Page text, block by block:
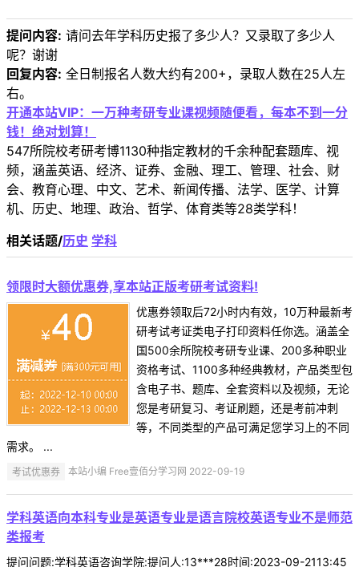
提问内容: 请问去年学科历史报了多少人？又录取了多少人
呢？谢谢
回复内容: 全日制报名人数大约有200+，录取人数在25人左
右。
开通本站VIP：一万种考研专业课视频随便看，每本不到一分
钱！绝对划算！
547所院校考研考博1130种指定教材的千余种配套题库、视
频，涵盖英语、经济、证券、金融、理工、管理、社会、财
会、教育心理、中文、艺术、新闻传播、法学、医学、计算
机、历史、地理、政治、哲学、体育类等28类学科！
相关话题/历史 学科
领限时大额优惠券,享本站正版考研考试资料!
优惠券领取后72小时内有效，10万种最新考
研考试考证类电子打印资料任你选。涵盖全
国500余所院校考研专业课、200多种职业
资格考试、1100多种经典教材，产品类型包
含电子书、题库、全套资料以及视频，无论
您是考研复习、考证刷题，还是考前冲刺
等，不同类型的产品可满足您学习上的不同
需求。 ...
考试优惠券 本站小编 Free壹佰分学习网 2022-09-19
学科英语向本科专业是英语专业是语言院校英语专业不是师范
类报考
提问问题:学科英语咨询学院:提问人:13***28时间:2023-09-2113:45